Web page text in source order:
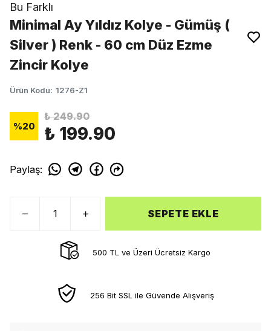
Bu Farklı
Minimal Ay Yıldız Kolye - Gümüş (
Silver ) Renk - 60 cm Düz Ezme
Zincir Kolye
Ürün Kodu: 1276-Z1
%20
₺ 249.90
₺ 199.90
Paylaş:
SEPETE EKLE
500 TL ve Üzeri Ücretsiz Kargo
256 Bit SSL ile Güvende Alışveriş